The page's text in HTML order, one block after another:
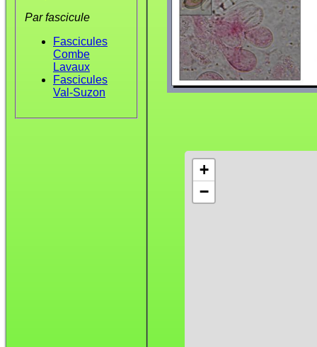
Par fascicule
Fascicules
Combe
Lavaux
Fascicules
Val-Suzon
+
−